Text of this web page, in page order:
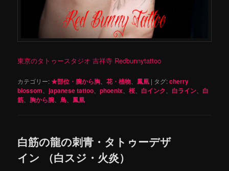
東京のタトゥースタジオ 吉祥寺 Redbunnytattoo
カテゴリー:★部位・腕から胸 、花・植物 鳳凰 | タグ:cherry
blossom 、japanese tattoo 、phoenix 、桜 白インク 白ライン
白
筋
胸から腕 、鳥 鳳凰
白筋の龍の刺青・タトゥーデザ
イン （白スジ・火炎）